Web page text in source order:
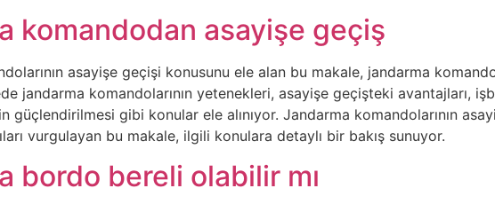
komandodan asayişe geçiş
asayişe geçişi konusunu ele alan bu makale, jandarma
jandarma komandolarının yetenekleri, asayişe geçişteki avantajları,
güçlendirilmesi gibi konular ele alınıyor. Jandarma komandolarının
vurgulayan bu makale, ilgili konulara detaylı bir bakış sunuyor.
bordo bereli olabilir mı